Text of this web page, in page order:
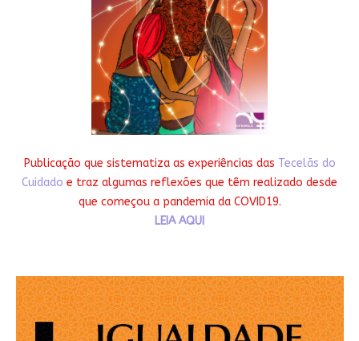
Publicação que sistematiza as experiências das Tecelãs do
Cuidado e traz algumas reflexões que têm realizado desde
que começou a pandemia da COVID19.
LEIA AQUI